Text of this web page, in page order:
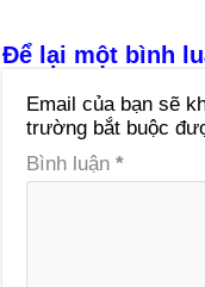
Để lại một bình
Email của bạn sẽ
trường bắt buộc
Bình luận*